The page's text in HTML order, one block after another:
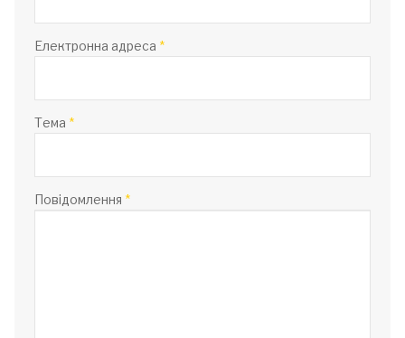
Електронна адреса *
Тема *
Повідомлення *